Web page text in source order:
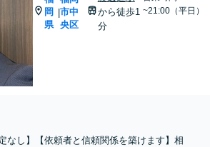
岡
県
|市中
央区
から徒歩1
分
~21:00（平日）
なし】【依頼者と信頼関係を築けます】相